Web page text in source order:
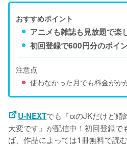
おすすめポイント
アニメも雑誌も見放題で楽
初回登録で600円分のポイ
注意点
使わなかった月でも料金がか
U-NEXTでも『αのJKだけど婚
大変です』が配信中！初回登録で
ば、作品によっては1冊無料で読